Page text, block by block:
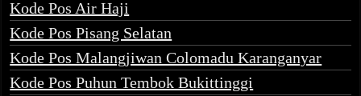
Kode Pos Air Haji
Kode Pos Pisang Selatan
Kode Pos Malangjiwan Colomadu Karanganyar
Kode Pos Puhun Tembok Bukittinggi